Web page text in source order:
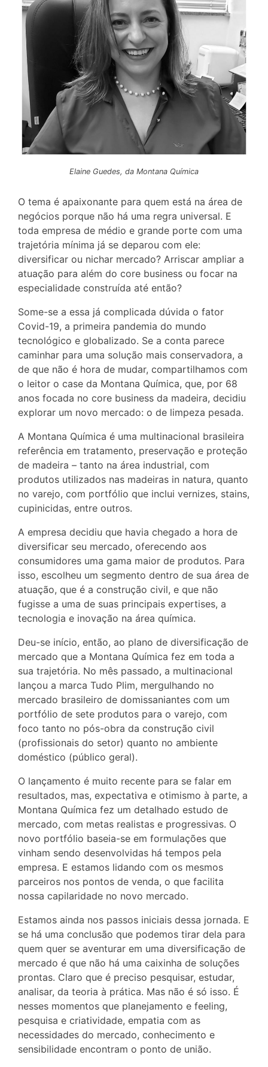
Elaine Guedes, da Montana Química
O tema é apaixonante para quem está na área de
negócios porque não há uma regra universal. E
toda empresa de médio e grande porte com uma
trajetória mínima já se deparou com ele:
diversificar ou nichar mercado? Arriscar ampliar a
atuação para além do core business ou focar na
especialidade construída até então?
Some-se a essa já complicada dúvida o fator
Covid-19, a primeira pandemia do mundo
tecnológico e globalizado. Se a conta parece
caminhar para uma solução mais conservadora, a
de que não é hora de mudar, compartilhamos com
o leitor o case da Montana Química, que, por 68
anos focada no core business da madeira, decidiu
explorar um novo mercado: o de limpeza pesada.
A Montana Química é uma multinacional brasileira
referência em tratamento, preservação e proteção
de madeira – tanto na área industrial, com
produtos utilizados nas madeiras in natura, quanto
no varejo, com portfólio que inclui vernizes, stains,
cupinicidas, entre outros.
A empresa decidiu que havia chegado a hora de
diversificar seu mercado, oferecendo aos
consumidores uma gama maior de produtos. Para
isso, escolheu um segmento dentro de sua área de
atuação, que é a construção civil, e que não
fugisse a uma de suas principais expertises, a
tecnologia e inovação na área química.
Deu-se início, então, ao plano de diversificação de
mercado que a Montana Química fez em toda a
sua trajetória. No mês passado, a multinacional
lançou a marca Tudo Plim, mergulhando no
mercado brasileiro de domissaniantes com um
portfólio de sete produtos para o varejo, com
foco tanto no pós-obra da construção civil
(profissionais do setor) quanto no ambiente
doméstico (público geral).
O lançamento é muito recente para se falar em
resultados, mas, expectativa e otimismo à parte, a
Montana Química fez um detalhado estudo de
mercado, com metas realistas e progressivas. O
novo portfólio baseia-se em formulações que
vinham sendo desenvolvidas há tempos pela
empresa. E estamos lidando com os mesmos
parceiros nos pontos de venda, o que facilita
nossa capilaridade no novo mercado.
Estamos ainda nos passos iniciais dessa jornada. E
se há uma conclusão que podemos tirar dela para
quem quer se aventurar em uma diversificação de
mercado é que não há uma caixinha de soluções
prontas. Claro que é preciso pesquisar, estudar,
analisar, da teoria à prática. Mas não é só isso. É
nesses momentos que planejamento e feeling,
pesquisa e criatividade, empatia com as
necessidades do mercado, conhecimento e
sensibilidade encontram o ponto de união.